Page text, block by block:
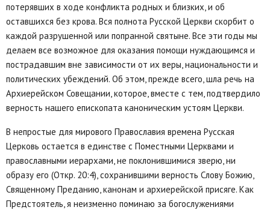
потерявших в ходе конфликта родных и близких, и об
оставшихся без крова. Вся полнота Русской Церкви скорбит о
каждой разрушенной или попранной святыне. Все эти годы мы
делаем все возможное для оказания помощи нуждающимся и
пострадавшим вне зависимости от их веры, национальности и
политических убеждений. Об этом, прежде всего, шла речь на
Архиерейском Совещании, которое, вместе с тем, подтвердило
верность нашего епископата каноническим устоям Церкви.
В непростые для мирового Православия времена Русская
Церковь остается в единстве с Поместными Церквами и
православными иерархами, не поклонившимися зверю, ни
образу его (Откр. 20:4), сохранившими верность Слову Божию,
Священному Преданию, канонам и архиерейской присяге. Как
Предстоятель, я неизменно поминаю за богослужениями